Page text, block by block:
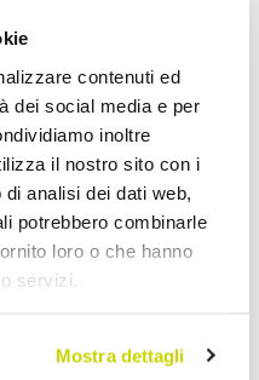
contenuti ed
dei social media e per
inoltre
il nostro sito con i
analisi dei dati web,
potrebbero combinarle
loro o che hanno
servizi.
Mostra dettagli